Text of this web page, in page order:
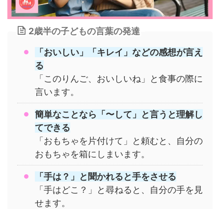
2歳半の子どもの言葉の発達
「おいしい」「キレイ」などの感想が言え
る
「このりんご、おいしいね」と食事の際に
言います。
簡単なことなら「〜して」と言うと理解し
てできる
「おもちゃを片付けて」と頼むと、自分の
おもちゃを箱にしまいます。
「手は？」と聞かれると手をさせる
「手はどこ？」と尋ねると、自分の手を見
せます。